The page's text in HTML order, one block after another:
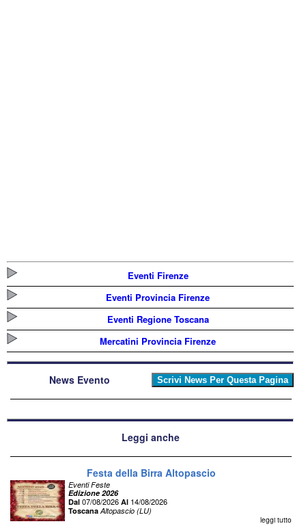
Eventi Firenze
Eventi Provincia Firenze
Eventi Regione Toscana
Mercatini Provincia Firenze
News Evento
Leggi anche
Festa della Birra Altopascio
Eventi Feste
Edizione 2026
Dal 07/08/2026 Al 14/08/2026
Toscana Altopascio (LU)
leggi tutto